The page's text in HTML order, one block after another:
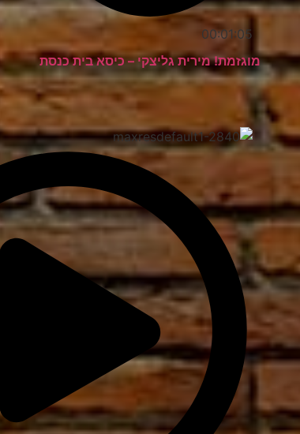
00:01:05
מוגזמת! מירית גליצקי – כיסא בית כנסת